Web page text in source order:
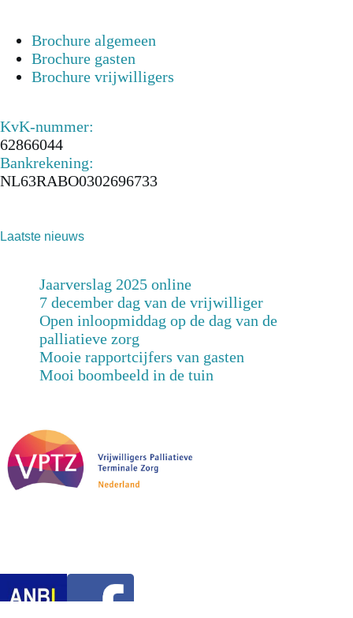
Brochure algemeen
Brochure gasten
Brochure vrijwilligers
KvK-nummer:
62866044
Bankrekening:
NL63RABO0302696733
Laatste nieuws
Jaarverslag 2025 online
7 december dag van de vrijwilliger
Open inloopmiddag op de dag van de
palliatieve zorg
Mooie rapportcijfers van gasten
Mooi boombeeld in de tuin